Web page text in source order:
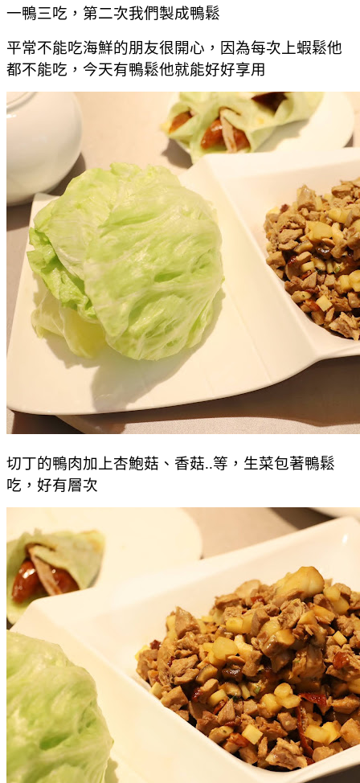
一鴨三吃，第二次我們製成鴨鬆
平常不能吃海鮮的朋友很開心，因為每次上蝦鬆他
都不能吃，今天有鴨鬆他就能好好享用
切丁的鴨肉加上杏鮑菇、香菇..等，生菜包著鴨鬆
吃，好有層次